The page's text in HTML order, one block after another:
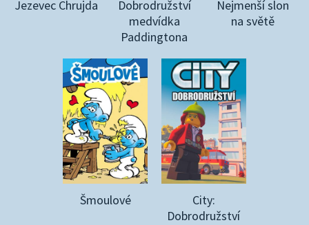
Jezevec Chrujda
Dobrodružství
medvídka
Paddingtona
Nejmenší slon
na světě
Šmoulové
City:
Dobrodružství